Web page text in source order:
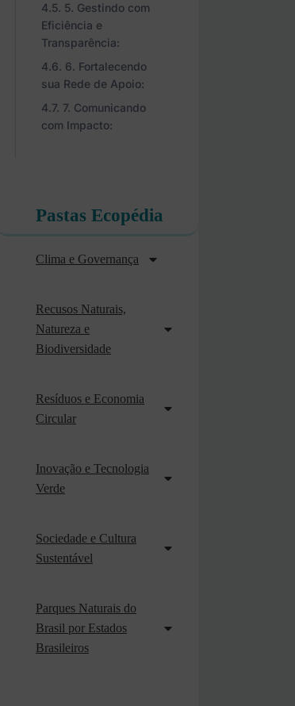
5. Gestindo com
Eficiência e
Transparência:
6. Fortalecendo
sua Rede de Apoio:
7. Comunicando
com Impacto:
Pastas Ecopédia
Clima e Governança
Recusos Naturais,
Natureza e
Biodiversidade
Resíduos e Economia
Circular
Inovação e Tecnologia
Verde
Sociedade e Cultura
Sustentável
Parques Naturais do
Brasil por Estados
Brasileiros